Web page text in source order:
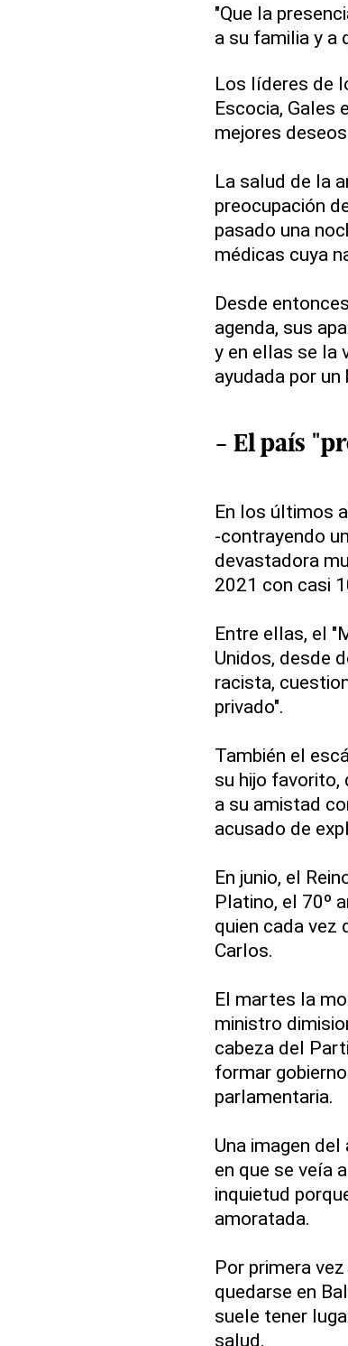
"Que la
a su familia y a
Los líderes de
Escocia, Gales
mejores
La salud de la
preocupación
pasado una
médicas cuya
Desde
agenda, sus
y en ellas se la
ayudada por un
- El país
En los últimos
-contrayendo
devastadora
2021 con casi
Entre ellas, el
Unidos, desde
racista,
privado".
También el
su hijo favorito,
a su amistad
acusado de
En junio, el
Platino, el 70º
quien cada vez
Carlos.
El martes la
ministro
cabeza del
formar
parlamentaria.
Una imagen
en que se veía
inquietud
amoratada.
Por primera
quedarse en
suele tener
salud.